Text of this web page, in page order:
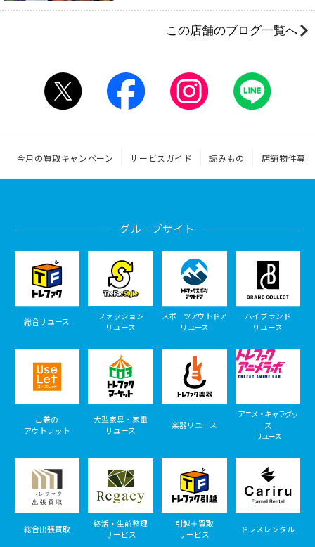
この店舗のブログ一覧へ
今月の買取キャンペーン サービスガイド 読みもの 店舗物件募集
グループサイト
総合リユース
ファッション
リユース
スポーツアウトドア
リユース
ハイブランド
リユース
古着の
アウトレット
大型家具・家電
リユース
楽器リユース
アニメ・キャラグッ
ズ
リユース
総合出張買取
終活・生前整理
サービス
引越＋買取
サービス
ドレスレンタル